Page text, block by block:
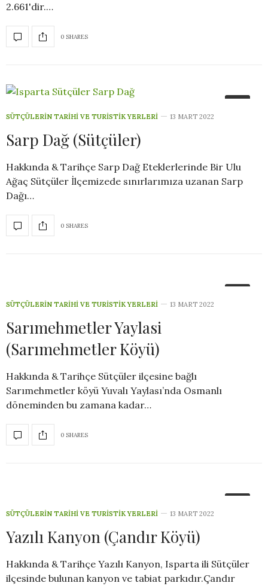
2.661'dir.…
0 SHARES
SÜTÇÜLERIN TARIHI VE TURISTIK YERLERI
13 MART 2022
Sarp Dağ (Sütçüler)
Hakkında & Tarihçe Sarp Dağ Eteklerlerinde Bir Ulu
Ağaç Sütçüler İlçemizede sınırlarımıza uzanan Sarp
Dağı…
0 SHARES
SÜTÇÜLERIN TARIHI VE TURISTIK YERLERI
13 MART 2022
Sarımehmetler Yaylasi
(Sarımehmetler Köyü)
Hakkında & Tarihçe Sütçüler ilçesine bağlı
Sarımehmetler köyü Yuvalı Yaylası’nda Osmanlı
döneminden bu zamana kadar…
0 SHARES
SÜTÇÜLERIN TARIHI VE TURISTIK YERLERI
13 MART 2022
Yazılı Kanyon (Çandır Köyü)
Hakkında & Tarihçe Yazılı Kanyon, Isparta ili Sütçüler
ilçesinde bulunan kanyon ve tabiat parkıdır.Çandır